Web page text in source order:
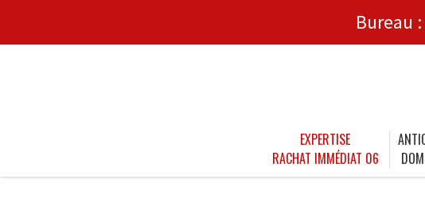
Bureau :
EXPERTISE
RACHAT IMMÉDIAT 06